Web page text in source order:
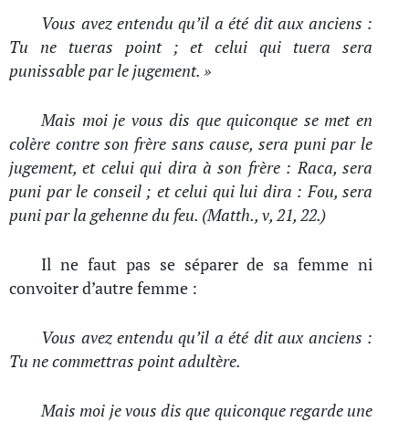
Vous avez entendu qu’il a été dit aux anciens :
Tu ne tueras point ; et celui qui tuera sera
punissable par le jugement. »
Mais moi je vous dis que quiconque se met en
colère contre son frère sans cause, sera puni par le
jugement, et celui qui dira à son frère : Raca, sera
puni par le conseil ; et celui qui lui dira : Fou, sera
puni par la gehenne du feu. (Matth., v, 21, 22.)
Il ne faut pas se séparer de sa femme ni
convoiter d’autre femme :
Vous avez entendu qu’il a été dit aux anciens :
Tu ne commettras point adultère.
Mais moi je vous dis que quiconque regarde une